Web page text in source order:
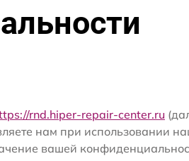
rnd.hiper-repair-center.ru
нам при использовании
вашей